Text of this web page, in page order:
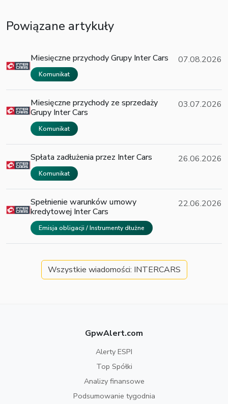
Powiązane artykuły
Miesięczne przychody Grupy Inter Cars
Komunikat
07.08.2026
Miesięczne przychody ze sprzedaży
Grupy Inter Cars
Komunikat
03.07.2026
Spłata zadłużenia przez Inter Cars
Komunikat
26.06.2026
Spełnienie warunków umowy
kredytowej Inter Cars
Emisja obligacji / Instrumenty dłużne
22.06.2026
Wszystkie wiadomości: INTERCARS
GpwAlert.com
Alerty ESPI
Top Spółki
Analizy finansowe
Podsumowanie tygodnia